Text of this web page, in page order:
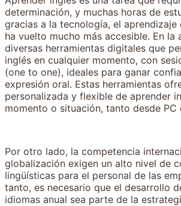
determinación, y muchas horas de
gracias a la tecnología, el aprendizaje
ha vuelto mucho más accesible. En la
diversas herramientas digitales que
inglés en cualquier momento, con
(one to one), ideales para ganar
expresión oral. Estas herramientas
personalizada y flexible de aprender
momento o situación, tanto desde PC
Por otro lado, la competencia
globalización exigen un alto nivel de
lingüísticas para el personal de las
tanto, es necesario que el desarrollo
idiomas anual sea parte de la